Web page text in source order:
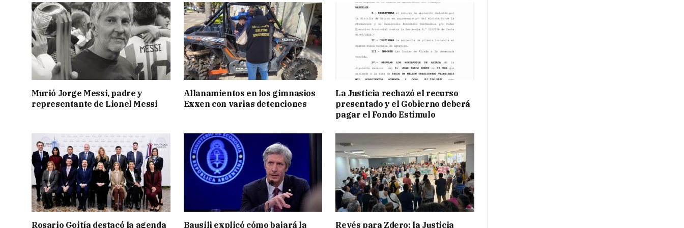
Murió Jorge Messi, padre y
representante de Lionel Messi
Allanamientos en los gimnasios
Exxen con varias detenciones
La Justicia rechazó el recurso
presentado y el Gobierno deberá
pagar el Fondo Estímulo
Rosario Goitía destacó la agenda Bausili explicó cómo bajará la Revés para Zdero: la Justicia